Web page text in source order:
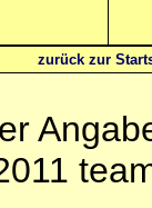
zurück zur